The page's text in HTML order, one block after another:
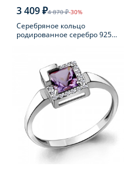
3 409 ₽4 870 ₽-30%
Серебряное кольцо
родированное серебро 925